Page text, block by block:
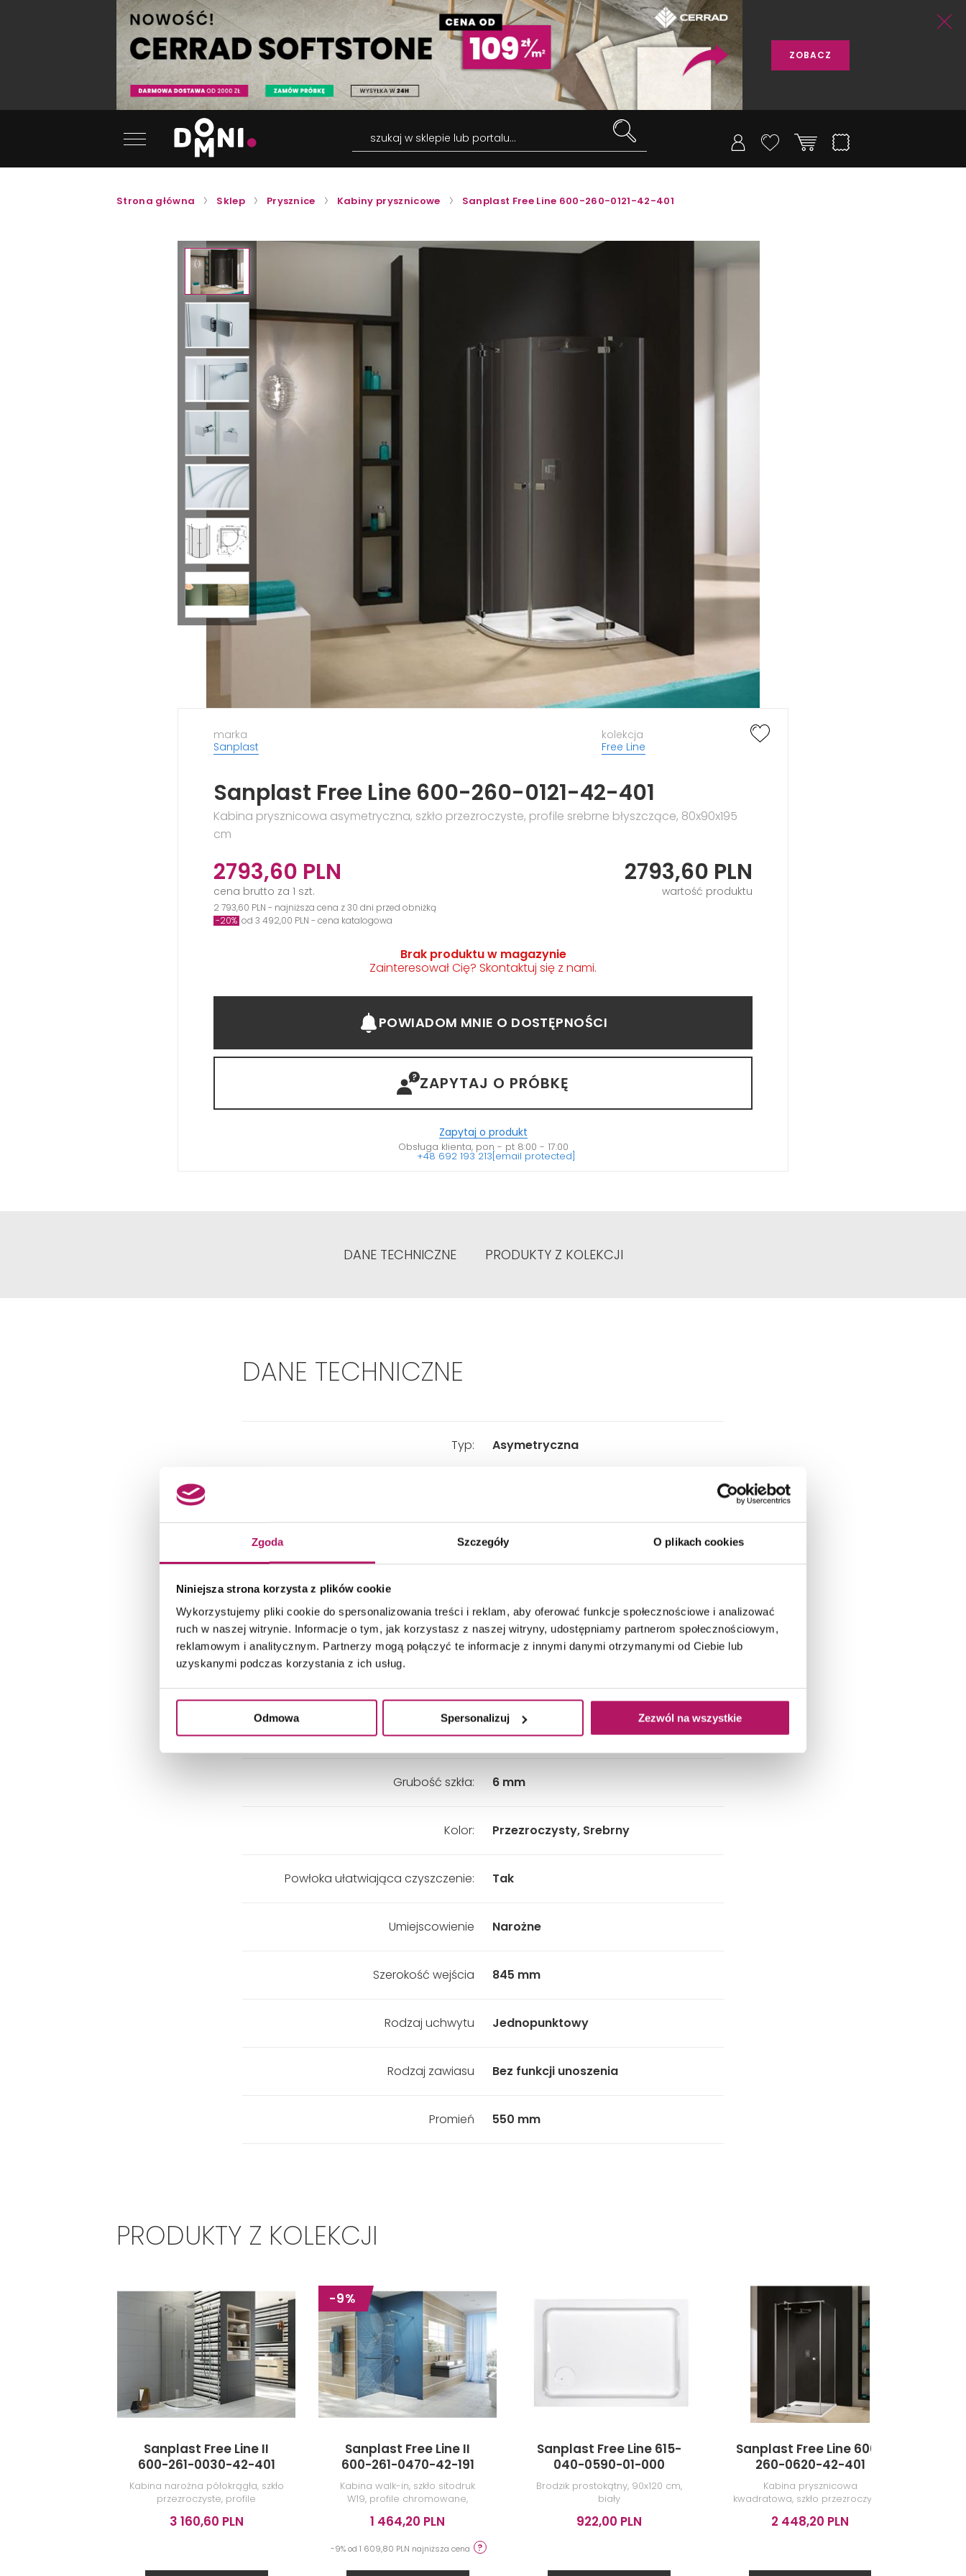
Zgoda Szczegóły O plikach cookies
Niniejsza strona korzysta z plików cookie
Wykorzystujemy pliki cookie do spersonalizowania treści i reklam, aby oferować funkcje społecznościowe i analizować
ruch w naszej witrynie. Informacje o tym, jak korzystasz z naszej witryny, udostępniamy partnerom społecznościowym,
reklamowym i analitycznym. Partnerzy mogą połączyć te informacje z innymi danymi otrzymanymi od Ciebie lub
uzyskanymi podczas korzystania z ich usług.
Odmowa Spersonalizuj Zezwól na wszystkie
ZOBACZ
szukaj w sklepie lub portalu...
Strona główna Sklep Prysznice Kabiny prysznicowe Sanplast Free Line 600-260-0121-42-401
marka
Sanplast
kolekcja
Free Line
Sanplast Free Line 600-260-0121-42-401
Kabina prysznicowa asymetryczna, szkło przezroczyste, profile srebrne błyszczące, 80x90x195
cm
2793,60 PLN
cena brutto za 1 szt.
2793,60 PLN
wartość produktu
2 793,60 PLN - najniższa cena z 30 dni przed obniżką
-20% od 3 492,00 PLN - cena katalogowa
Brak produktu w magazynie
Zainteresował Cię? Skontaktuj się z nami.
POWIADOM MNIE O DOSTĘPNOŚCI
ZAPYTAJ O PRÓBKĘ
Zapytaj o produkt
Obsługa klienta, pon - pt 8:00 - 17:00
+48 692 193 213[email protected]
DANE TECHNICZNE PRODUKTY Z KOLEKCJI
DANE TECHNICZNE
Typ: Asymetryczna
Szerokość: 900 mm
Wysokość: 1950 mm
Wariant: Uniwersalny
Materiał: Szkło
Grubość szkła: 6 mm
Kolor: Przezroczysty, Srebrny
Powłoka ułatwiająca czyszczenie: Tak
Umiejscowienie Narożne
Szerokość wejścia 845 mm
Rodzaj uchwytu Jednopunktowy
Rodzaj zawiasu Bez funkcji unoszenia
Promień 550 mm
PRODUKTY Z KOLEKCJI
Sanplast Free Line II
600-261-0030-42-401
Kabina narożna półokrągła, szkło
przezroczyste, profile
3 160,60 PLN
-9%
Sanplast Free Line II
600-261-0470-42-191
Kabina walk-in, szkło sitodruk
W19, profile chromowane,
1 464,20 PLN
-9% od 1 609,80 PLN najniższa cena
Sanplast Free Line 615-
040-0590-01-000
Brodzik prostokątny, 90x120 cm,
biały
922,00 PLN
Sanplast Free Line 600-
260-0620-42-401
Kabina prysznicowa
kwadratowa, szkło przezroczyste,
100x100x195 cm
2 448,20 PLN